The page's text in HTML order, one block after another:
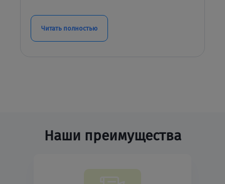
Читать полностью
Наши преимущества